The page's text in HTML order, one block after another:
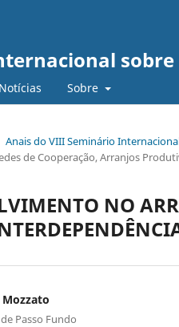
Notícias Sobre
Anais do VIII Seminário
de Cooperação, Arranjos
NO
Passo Fundo